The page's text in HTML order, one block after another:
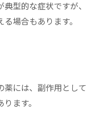
型的な症状ですが、
場合もあります。
には、副作用として
ます。